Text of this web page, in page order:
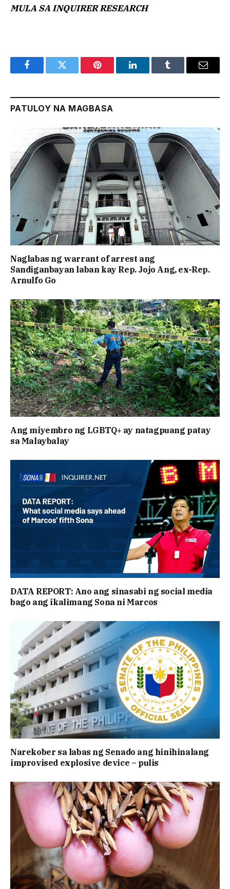
MULA SA INQUIRER RESEARCH
FacebookTwitter Pinterest LinkedInTumblr Email
PATULOY NA MAGBASA
Naglabas ng warrant of arrest ang
Sandiganbayan laban kay Rep. Jojo Ang, ex-Rep.
Arnulfo Go
Ang miyembro ng LGBTQ+ ay natagpuang patay
sa Malaybalay
DATA REPORT: Ano ang sinasabi ng social media
bago ang ikalimang Sona ni Marcos
Narekober sa labas ng Senado ang hinihinalang
improvised explosive device – pulis